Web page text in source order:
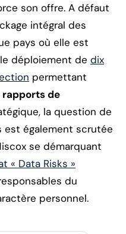
son offre. A défaut
intégral des
pays où elle est
déploiement de dix
permettant
rapports de
la question de
est également scrutée
se démarquant
« Data Risks »
du
personnel.